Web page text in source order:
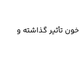
تأثیر گذاشته و